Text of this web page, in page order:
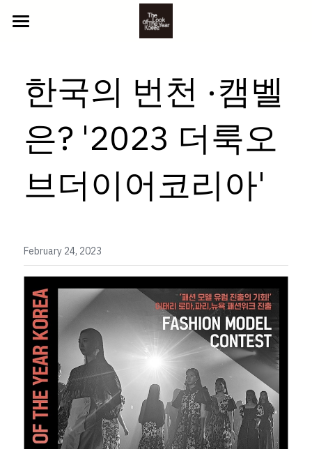
2025 참가자
YOUTH
BEYOND
CLASSIC
CONTACT
GALLERY
한국의 번천 ·캠벨
은? '2023 더룩오
브더이어코리아'
February 24, 2023